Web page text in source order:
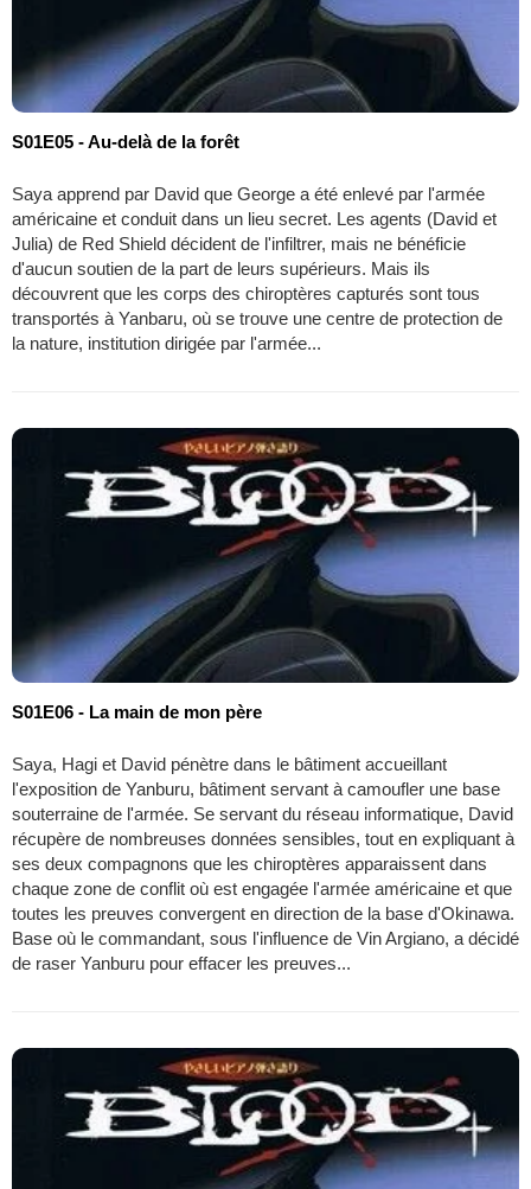
S01E05 - Au-delà de la forêt
Saya apprend par David que George a été enlevé par l'armée
américaine et conduit dans un lieu secret. Les agents (David et
Julia) de Red Shield décident de l'infiltrer, mais ne bénéficie
d'aucun soutien de la part de leurs supérieurs. Mais ils
découvrent que les corps des chiroptères capturés sont tous
transportés à Yanbaru, où se trouve une centre de protection de
la nature, institution dirigée par l'armée...
S01E06 - La main de mon père
Saya, Hagi et David pénètre dans le bâtiment accueillant
l'exposition de Yanburu, bâtiment servant à camoufler une base
souterraine de l'armée. Se servant du réseau informatique, David
récupère de nombreuses données sensibles, tout en expliquant à
ses deux compagnons que les chiroptères apparaissent dans
chaque zone de conflit où est engagée l'armée américaine et que
toutes les preuves convergent en direction de la base d'Okinawa.
Base où le commandant, sous l'influence de Vin Argiano, a décidé
de raser Yanburu pour effacer les preuves...